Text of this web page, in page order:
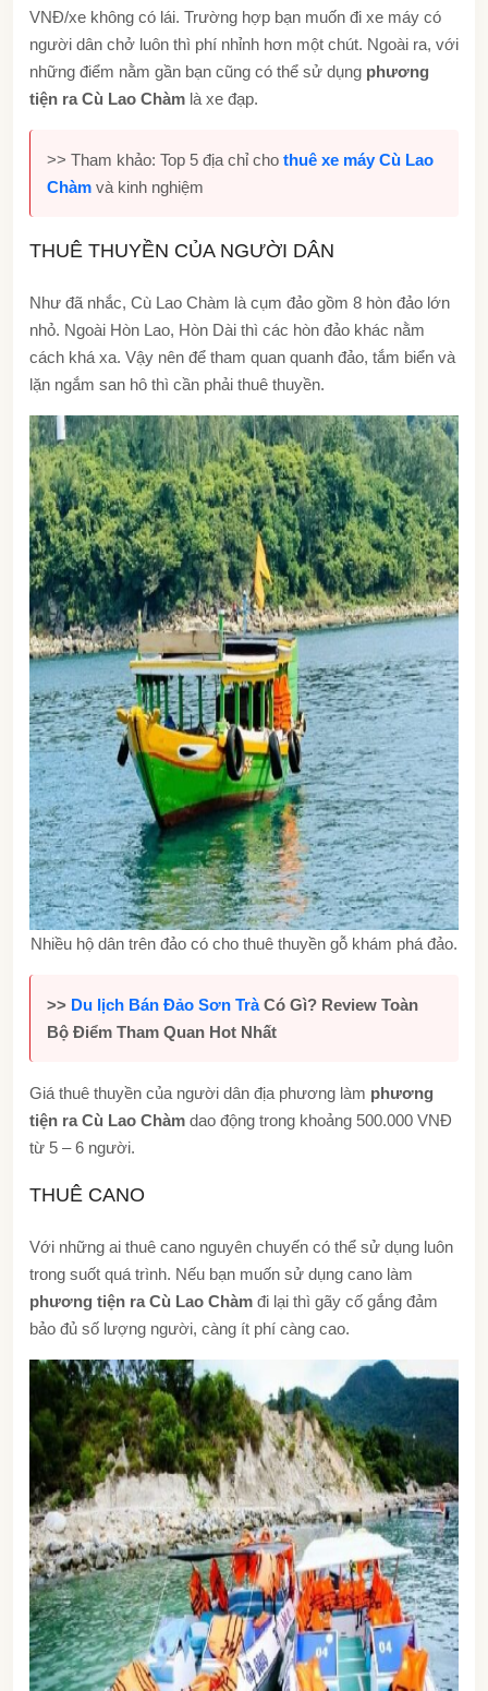
VNĐ/xe không có lái. Trường hợp bạn muốn đi xe máy có
người dân chở luôn thì phí nhỉnh hơn một chút. Ngoài ra, với
những điểm nằm gần bạn cũng có thể sử dụng phương
tiện ra Cù Lao Chàm là xe đạp.
>> Tham khảo: Top 5 địa chỉ cho thuê xe máy Cù Lao
Chàm và kinh nghiệm
THUÊ THUYỀN CỦA NGƯỜI DÂN
Như đã nhắc, Cù Lao Chàm là cụm đảo gồm 8 hòn đảo lớn
nhỏ. Ngoài Hòn Lao, Hòn Dài thì các hòn đảo khác nằm
cách khá xa. Vậy nên để tham quan quanh đảo, tắm biển và
lặn ngắm san hô thì cần phải thuê thuyền.
Nhiều hộ dân trên đảo có cho thuê thuyền gỗ khám phá đảo.
>> Du lịch Bán Đảo Sơn TràCó Gì? Review Toàn
Bộ Điểm Tham Quan Hot Nhất
Giá thuê thuyền của người dân địa phương làm phương
tiện ra Cù Lao Chàm dao động trong khoảng 500.000 VNĐ
từ 5 – 6 người.
THUÊ CANO
Với những ai thuê cano nguyên chuyến có thể sử dụng luôn
trong suốt quá trình. Nếu bạn muốn sử dụng cano làm
phương tiện ra Cù Lao Chàm đi lại thì gãy cố gắng đảm
bảo đủ số lượng người, càng ít phí càng cao.